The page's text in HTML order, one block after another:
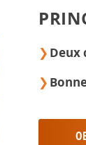
Deux